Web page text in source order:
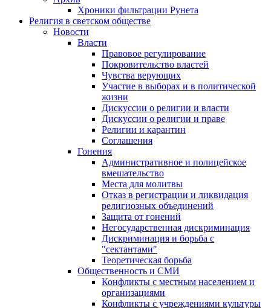
Хроники фильтрации Рунета
Религия в светском обществе
Новости
Власти
Правовое регулирование
Покровительство властей
Чувства верующих
Участие в выборах и в политической
жизни
Дискуссии о религии и власти
Дискуссии о религии и праве
Религии и карантин
Соглашения
Гонения
Административное и полицейское
вмешательство
Места для молитвы
Отказ в регистрации и ликвидация
религиозных объединений
Защита от гонений
Негосударственная дискриминация
Дискриминация и борьба с
"сектантами"
Теоретическая борьба
Общественность и СМИ
Конфликты с местным населением и
организациями
Конфликты с учреждениями культуры